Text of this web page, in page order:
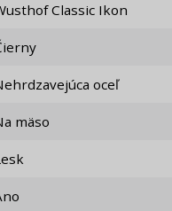
Wusthof Classic Ikon
Čierny
Nehrdzavejúca oceľ
Na mäso
Lesk
ano